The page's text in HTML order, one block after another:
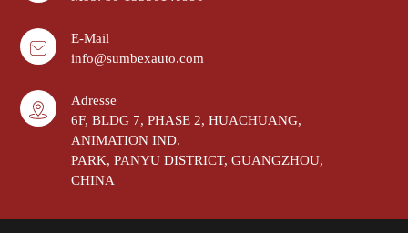
E-Mail
info@sumbexauto.com
Adresse
6F, BLDG 7, PHASE 2, HUACHUANG,
ANIMATION IND.
PARK, PANYU DISTRICT, GUANGZHOU,
CHINA